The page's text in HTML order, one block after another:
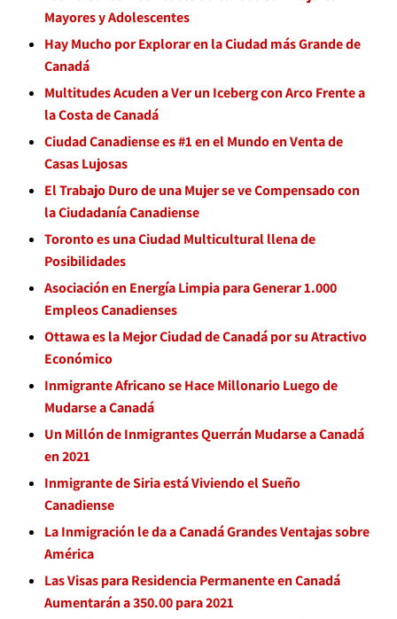
Mayores y Adolescentes
Hay Mucho por Explorar en la Ciudad más Grande de
Canadá
Multitudes Acuden a Ver un Iceberg con Arco Frente a
la Costa de Canadá
Ciudad Canadiense es #1 en el Mundo en Venta de
Casas Lujosas
El Trabajo Duro de una Mujer se ve Compensado con
la Ciudadanía Canadiense
Toronto es una Ciudad Multicultural llena de
Posibilidades
Asociación en Energía Limpia para Generar 1.000
Empleos Canadienses
Ottawa es la Mejor Ciudad de Canadá por su Atractivo
Económico
Inmigrante Africano se Hace Millonario Luego de
Mudarse a Canadá
Un Millón de Inmigrantes Querrán Mudarse a Canadá
en 2021
Inmigrante de Siria está Viviendo el Sueño
Canadiense
La Inmigración le da a Canadá Grandes Ventajas sobre
América
Las Visas para Residencia Permanente en Canadá
Aumentarán a 350.00 para 2021